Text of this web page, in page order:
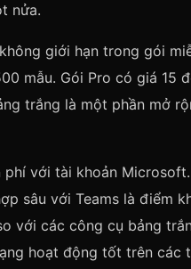
nửa.
giới hạn trong gói
mẫu. Gói Pro có giá 15
trắng là một phần mở
với tài khoản Microsoft.
sâu với Teams là điểm
với các công cụ bảng
hoạt động tốt trên các